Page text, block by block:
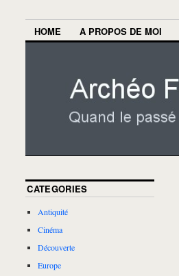
HOME A PROPOS DE MOI
CATEGORIES
Antiquité
Cinéma
Découverte
Europe